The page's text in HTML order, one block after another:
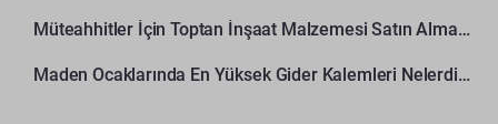
Müteahhitler İçin Toptan İnşaat Malzemesi Satın Alma Rehberi
Maden Ocaklarında En Yüksek Gider Kalemleri Nelerdir?